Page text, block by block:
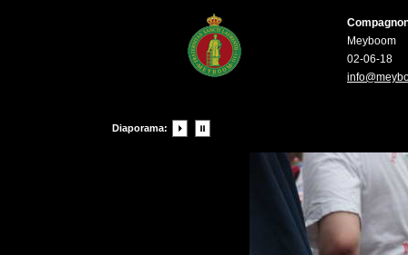
Meyboom
02-06-18
Diaporama: